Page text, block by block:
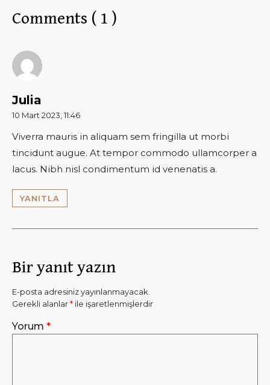
Comments ( 1 )
Julia
10 Mart 2023, 11:46
Viverra mauris in aliquam sem fringilla ut morbi
tincidunt augue. At tempor commodo ullamcorper a
lacus. Nibh nisl condimentum id venenatis a.
YANITLA
Bir yanıt yazın
E-posta adresiniz yayınlanmayacak.
Gerekli alanlar* ile işaretlenmişlerdir
Yorum *